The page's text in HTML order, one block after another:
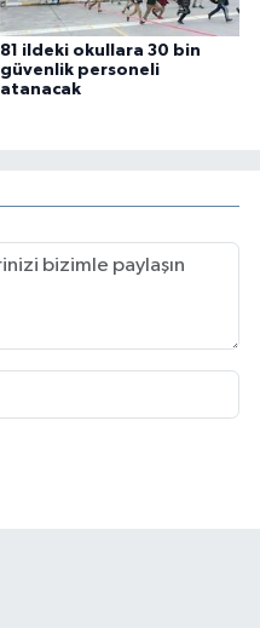
81 ildeki okullara 30 bin
güvenlik personeli
atanacak